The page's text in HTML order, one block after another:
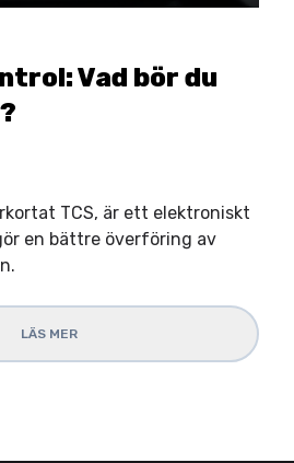
Vad bör du
TCS, är ett elektroniskt
en bättre överföring av
LÄS MER